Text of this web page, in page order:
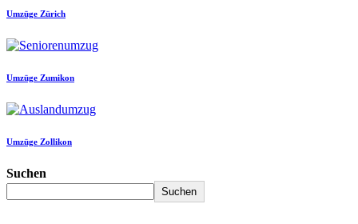
Umzüge Zürich
Umzüge Zumikon
Umzüge Zollikon
Suchen
Suchen